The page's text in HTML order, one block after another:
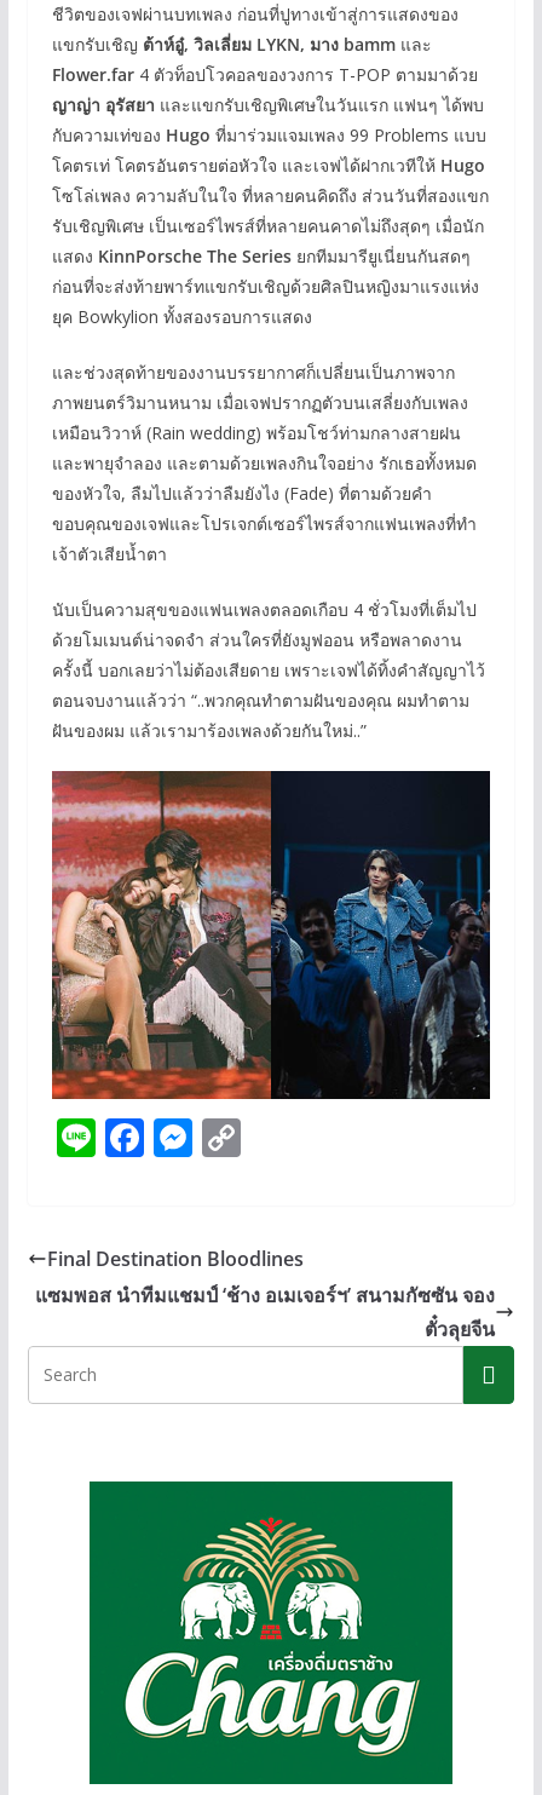
ชีวิตของเจฟผ่านบทเพลง ก่อนที่ปูทางเข้าสู่การแสดงของ
แขกรับเชิญ ต้าห์อู๋, วิลเลี่ยม LYKN, มาง bammและ
Flower.far4 ตัวท็อปโวคอลของวงการ T-POP ตามมาด้วย
ญาญ่า อุรัสยา และแขกรับเชิญพิเศษในวันแรก แฟนๆ ได้พบ
กับความเท่ของ Hugo ที่มาร่วมแจมเพลง 99 Problems แบบ
โคตรเท่ โคตรอันตรายต่อหัวใจ และเจฟได้ฝากเวทีให้ Hugo
โซโล่เพลง ความลับในใจ ที่หลายคนคิดถึง ส่วนวันที่สองแขก
รับเชิญพิเศษ เป็นเซอร์ไพรส์ที่หลายคนคาดไม่ถึงสุดๆ เมื่อนัก
แสดง KinnPorsche The Seriesยกทีมมารียูเนี่ยนกันสดๆ
ก่อนที่จะส่งท้ายพาร์ทแขกรับเชิญด้วยศิลปินหญิงมาแรงแห่ง
ยุค Bowkylion ทั้งสองรอบการแสดง
และช่วงสุดท้ายของงานบรรยากาศก็เปลี่ยนเป็นภาพจาก
ภาพยนตร์วิมานหนาม เมื่อเจฟปรากฏตัวบนเสลี่ยงกับเพลง
เหมือนวิวาห์ (Rain wedding) พร้อมโชว์ท่ามกลางสายฝน
และพายุจำลอง และตามด้วยเพลงกินใจอย่าง รักเธอทั้งหมด
ของหัวใจ, ลืมไปแล้วว่าลืมยังไง (Fade) ที่ตามด้วยคำ
ขอบคุณของเจฟและโปรเจกต์เซอร์ไพรส์จากแฟนเพลงที่ทำ
เจ้าตัวเสียน้ำตา
นับเป็นความสุขของแฟนเพลงตลอดเกือบ 4 ชั่วโมงที่เต็มไป
ด้วยโมเมนต์น่าจดจำ ส่วนใครที่ยังมูฟออน หรือพลาดงาน
ครั้งนี้ บอกเลยว่าไม่ต้องเสียดาย เพราะเจฟได้ทิ้งคำสัญญาไว้
ตอนจบงานแล้วว่า “..พวกคุณทำตามฝันของคุณ ผมทำตาม
ฝันของผม แล้วเรามาร้องเพลงด้วยกันใหม่..”
Li F
b
o
M
e
n
C
y
Li
Final Destination Bloodlines
แซมพอส นำทีมแชมป์ ‘ช้าง อเมเจอร์ฯ’ สนามกัซซัน จอง
ตั๋วลุยจีน